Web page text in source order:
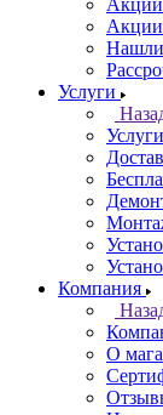
Акции
Нашли
Услуги
Услуги
Компания
О